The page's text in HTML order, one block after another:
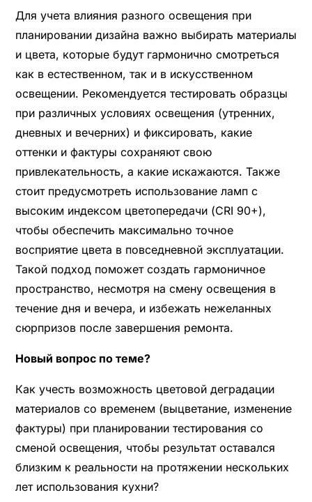
Для учета влияния разного освещения при
планировании дизайна важно выбирать материалы
и цвета, которые будут гармонично смотреться
как в естественном, так и в искусственном
освещении. Рекомендуется тестировать образцы
при различных условиях освещения (утренних,
дневных и вечерних) и фиксировать, какие
оттенки и фактуры сохраняют свою
привлекательность, а какие искажаются. Также
стоит предусмотреть использование ламп с
высоким индексом цветопередачи (CRI 90+),
чтобы обеспечить максимально точное
восприятие цвета в повседневной эксплуатации.
Такой подход поможет создать гармоничное
пространство, несмотря на смену освещения в
течение дня и вечера, и избежать нежеланных
сюрпризов после завершения ремонта.
Новый вопрос по теме?
Как учесть возможность цветовой деградации
материалов со временем (выцветание, изменение
фактуры) при планировании тестирования со
сменой освещения, чтобы результат оставался
близким к реальности на протяжении нескольких
лет использования кухни?